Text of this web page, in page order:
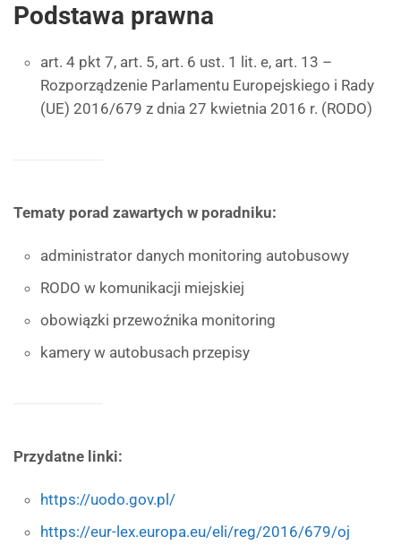
Podstawa prawna
art. 4 pkt 7, art. 5, art. 6 ust. 1 lit. e, art. 13 –
Rozporządzenie Parlamentu Europejskiego i Rady
(UE) 2016/679 z dnia 27 kwietnia 2016 r. (RODO)
Tematy porad zawartych w poradniku:
administrator danych monitoring autobusowy
RODO w komunikacji miejskiej
obowiązki przewoźnika monitoring
kamery w autobusach przepisy
Przydatne linki:
https://uodo.gov.pl/
https://eur-lex.europa.eu/eli/reg/2016/679/oj